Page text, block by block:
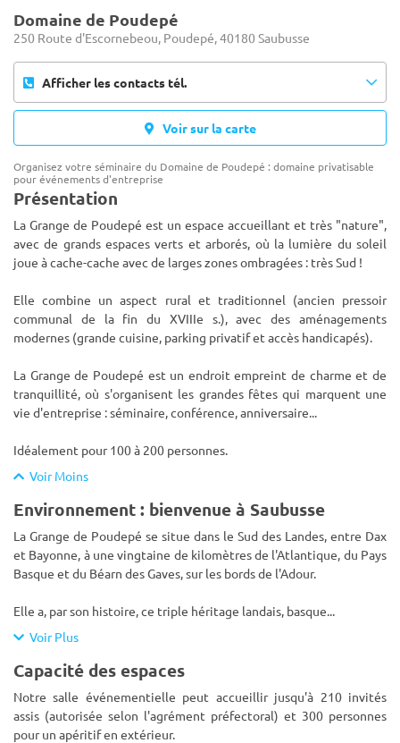
Domaine de Poudepé
250 Route d'Escornebeou, Poudepé, 40180 Saubusse
Afficher les contacts tél.
Voir sur la carte
Organisez votre séminaire du Domaine de Poudepé : domaine privatisable
pour événements d'entreprise
Présentation
La Grange de Poudepé est un espace accueillant et très "nature",
avec de grands espaces verts et arborés, où la lumière du soleil
joue à cache-cache avec de larges zones ombragées : très Sud !
Elle combine un aspect rural et traditionnel (ancien pressoir
communal de la fin du XVIIIe s.), avec des aménagements
modernes (grande cuisine, parking privatif et accès handicapés).
La Grange de Poudepé est un endroit empreint de charme et de
tranquillité, où s'organisent les grandes fêtes qui marquent une
vie d'entreprise : séminaire, conférence, anniversaire...
Idéalement pour 100 à 200 personnes.
Voir Moins
Environnement : bienvenue à Saubusse
La Grange de Poudepé se situe dans le Sud des Landes, entre Dax
et Bayonne, à une vingtaine de kilomètres de l'Atlantique, du Pays
Basque et du Béarn des Gaves, sur les bords de l'Adour.
Elle a, par son histoire, ce triple héritage landais, basque...
Voir Plus
Capacité des espaces
Notre salle événementielle peut accueillir jusqu'à 210 invités
assis (autorisée selon l'agrément préfectoral) et 300 personnes
pour un apéritif en extérieur.